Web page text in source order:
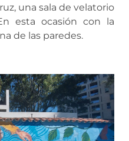
una sala de velatorio
esta ocasión con la
de las paredes.